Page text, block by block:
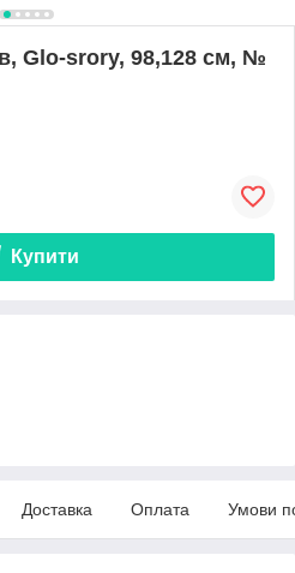
Glo-srory, 98,128 см, №
Купити
Доставка Оплата Умови